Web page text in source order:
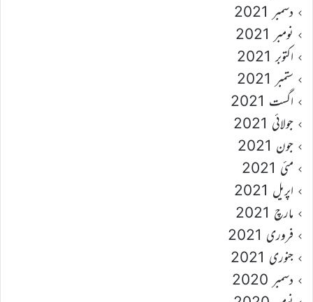
دسمبر 2021
نومبر 2021
اکتوبر 2021
ستمبر 2021
اگست 2021
جولائی 2021
جون 2021
مئی 2021
اپریل 2021
مارچ 2021
فروری 2021
جنوری 2021
دسمبر 2020